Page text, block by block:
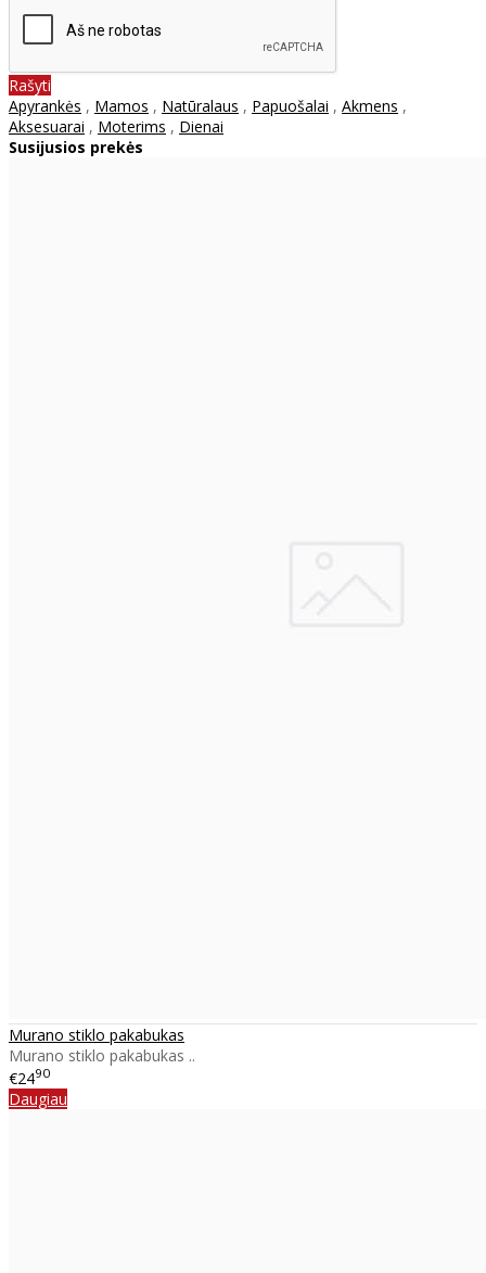
Rašyti
Apyrankės , Mamos , Natūralaus , Papuošalai , Akmens ,
Aksesuarai , Moterims , Dienai
Susijusios prekės
Murano stiklo pakabukas
Murano stiklo pakabukas ..
€2490
Daugiau